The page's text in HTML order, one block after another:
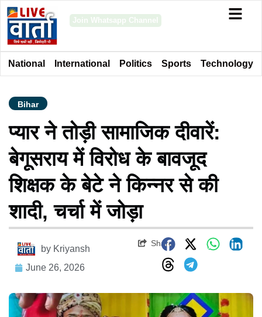
Join Whatsapp Channel
National International Politics Sports Technology
Bihar
प्यार ने तोड़ी सामाजिक दीवारें:
बेगूसराय में विरोध के बावजूद
शिक्षक के बेटे ने किन्नर से की
शादी, चर्चा में जोड़ा
by Kriyansh
June 26, 2026
Share